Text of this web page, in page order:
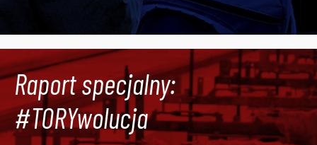
Raport specjalny:
#TORYwolucja